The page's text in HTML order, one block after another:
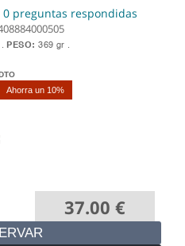
0 preguntas respondidas
PESO: 369 gr
Ahorra un 10%
37.00 €